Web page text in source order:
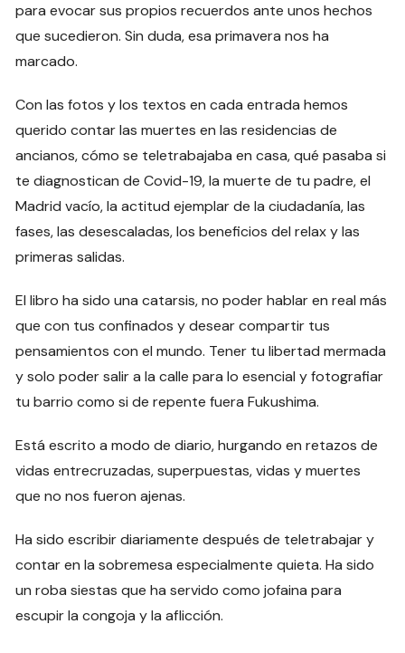
para evocar sus propios recuerdos ante unos hechos
que sucedieron. Sin duda, esa primavera nos ha
marcado.
Con las fotos y los textos en cada entrada hemos
querido contar las muertes en las residencias de
ancianos, cómo se teletrabajaba en casa, qué pasaba si
te diagnostican de Covid-19, la muerte de tu padre, el
Madrid vacío, la actitud ejemplar de la ciudadanía, las
fases, las desescaladas, los beneficios del relax y las
primeras salidas.
El libro ha sido una catarsis, no poder hablar en real más
que con tus confinados y desear compartir tus
pensamientos con el mundo. Tener tu libertad mermada
y solo poder salir a la calle para lo esencial y fotografiar
tu barrio como si de repente fuera Fukushima.
Está escrito a modo de diario, hurgando en retazos de
vidas entrecruzadas, superpuestas, vidas y muertes
que no nos fueron ajenas.
Ha sido escribir diariamente después de teletrabajar y
contar en la sobremesa especialmente quieta. Ha sido
un roba siestas que ha servido como jofaina para
escupir la congoja y la aflicción.